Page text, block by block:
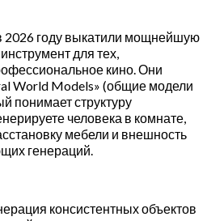
2026 году выкатили мощнейшую
для тех,
кино. Они
World Models» (общие модели
понимает структуру
человека в комнате,
мебели и внешность
генераций.
консистентных объектов